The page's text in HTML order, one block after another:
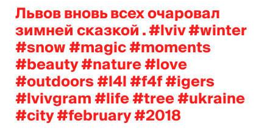
Львов вновь всех очаровал
зимней сказкой . #lviv #winter
#snow #magic #moments
#beauty #nature #love
#outdoors #l4l #f4f #igers
#lvivgram #life #tree #ukraine
#city #february #2018